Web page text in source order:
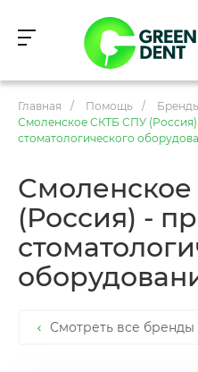
Главная / Помощь /
Смоленское СКТБ СПУ (Россия)
стоматологического
(Россия) -
Смотреть все бренды